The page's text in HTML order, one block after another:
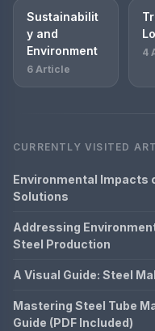
Sustainabilit
y and
Environment
6 Article
4
CURRENTLY VISITED
Environmental Impacts
Solutions
Addressing
Steel Production
A Visual Guide: Steel
Mastering Steel Tube
Guide (PDF Included)